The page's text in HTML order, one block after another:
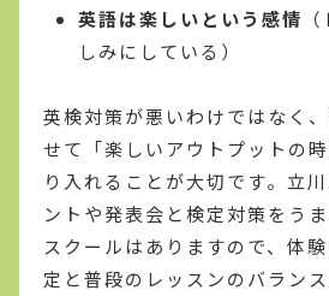
英語は楽しいという感情
しみにしている）
英検対策が悪いわけではなく
せて「楽しいアウトプットの
り入れることが大切です。立
ントや発表会と検定対策をう
スクールはありますので、体
定と普段のレッスンのバラン